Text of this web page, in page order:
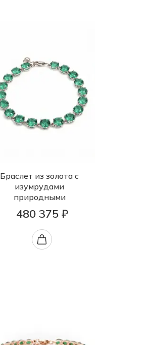
Браслет из золота с
изумрудами
природными
480 375 ₽